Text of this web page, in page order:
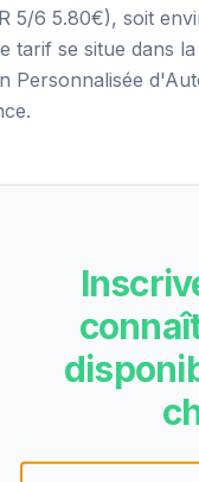
5/6 5.80€), soit
tarif se situe dans
Personnalisée
d'offres permet de
et de leurs
obtient une note de
de visiter